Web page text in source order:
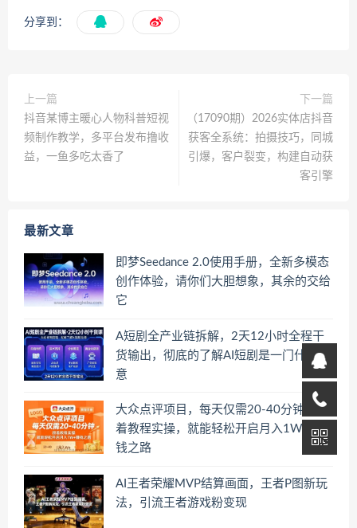
分享到：
上一篇
抖音某博主暖心人物科普短视
频制作教学，多平台发布撸收
益，一鱼多吃太香了
下一篇
（17090期）2026实体店抖音
获客全系统：拍摄技巧，同城
引爆，客户裂变，构建自动获
客引擎
最新文章
即梦Seedance 2.0使用手册，全新多模态
创作体验，请你们大胆想象，其余的交给
它
A短剧全产业链拆解，2天12小时全程干
货输出，彻底的了解AI短剧是一门什么生
意
大众点评项目，每天仅需20-40分钟，跟
着教程实操，就能轻松开启月入1W+賺
钱之路
AI王者荣耀MVP结算画面，王者P图新玩
法，引流王者游戏粉变现